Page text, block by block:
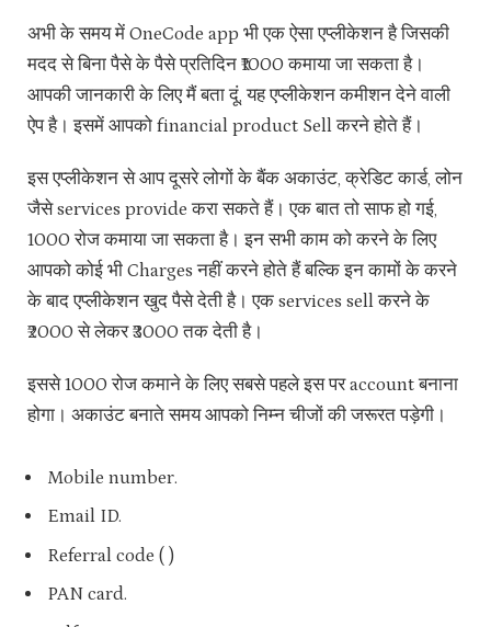
अभी के समय में OneCode app भी एक ऐसा एप्लीकेशन है जिसकी
मदद से बिना पैसे के पैसे प्रतिदिन ₹1000 कमाया जा सकता है।
आपकी जानकारी के लिए मैं बता दूं, यह एप्लीकेशन कमीशन देने वाली
ऐप है। इसमें आपको financial product Sell करने होते हैं।
इस एप्लीकेशन से आप दूसरे लोगों के बैंक अकाउंट, क्रेडिट कार्ड, लोन
जैसे services provide करा सकते हैं। एक बात तो साफ हो गई,
1000 रोज कमाया जा सकता है। इन सभी काम को करने के लिए
आपको कोई भी Charges नहीं करने होते हैं बल्कि इन कामों के करने
के बाद एप्लीकेशन खुद पैसे देती है। एक services sell करने के
₹2000 से लेकर ₹3000 तक देती है।
इससे 1000 रोज कमाने के लिए सबसे पहले इस पर account बनाना
होगा। अकाउंट बनाते समय आपको निम्न चीजों की जरूरत पड़ेगी।
Mobile number.
Email ID.
Referral code ( )
PAN card.